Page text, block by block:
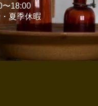
〜18:00
夏季休暇